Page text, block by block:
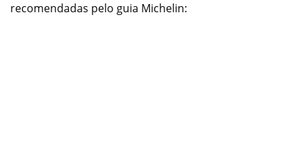
recomendadas pelo guia Michelin: